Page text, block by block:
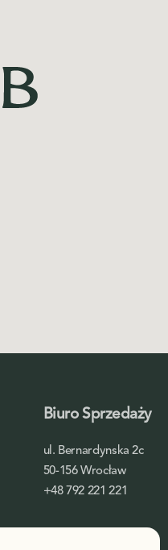
Biuro Sprzedaży
ul. Bernardynska 2c
50-156 Wrocław
+48 792 221 221